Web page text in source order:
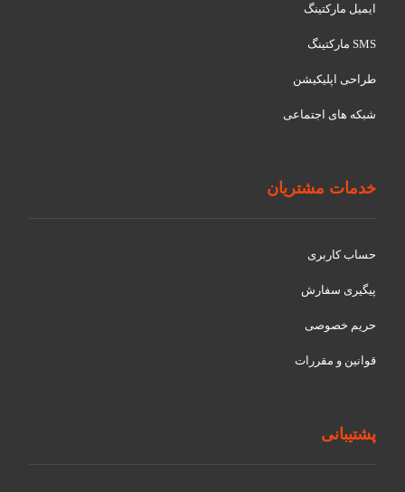
ایمیل مارکتینگ
SMS مارکتینگ
طراحی اپلیکیشن
شبکه های اجتماعی
خدمات مشتریان
حساب کاربری
پیگیری سفارش
حریم خصوصی
قوانین و مقررات
پشتیبانی